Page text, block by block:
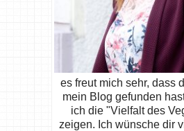
es freut mich sehr, dass
mein Blog gefunden
ich die "Vielfalt des
zeigen. Ich wünsche dir